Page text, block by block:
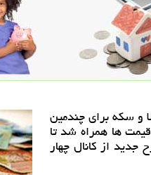
و سكه برای چندمین
ها همراه شد تا
از كانال چهار